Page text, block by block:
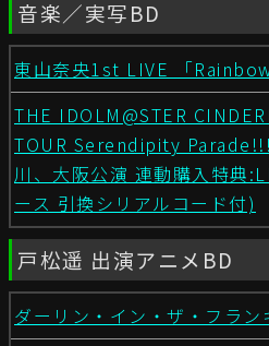
音楽／実写BD
東山奈央1st LIVE 「
THE IDOLM@STER
TOUR Serendipity
川、大阪公演 連動購入特典
ース 引換シリアルコード付)
戸松遥 出演アニメBD
ダーリン・イン・ザ・フラン